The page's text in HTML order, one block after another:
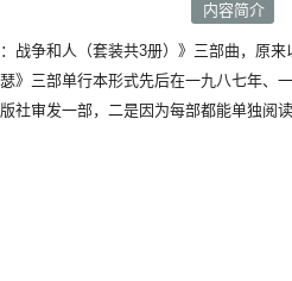
内容简介
争和人（套装共3册）》三部曲，原来
》三部单行本形式先后在一九八七年、
社审发一部，二是因为每部都能单独阅